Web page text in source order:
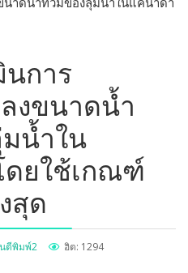
นการ
งขนาดน้ำ
น้ำใน
ยใช้เกณฑ์
สุด
ตีพิมพ์2 ฮิต: 1294